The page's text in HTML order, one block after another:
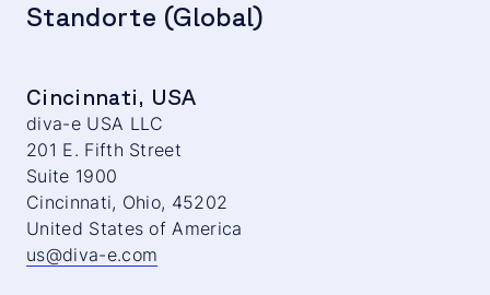
Standorte (Global)
Cincinnati, USA
diva-e USA LLC
201 E. Fifth Street
Suite 1900
Cincinnati, Ohio, 45202
United States of America
us@diva-e.com